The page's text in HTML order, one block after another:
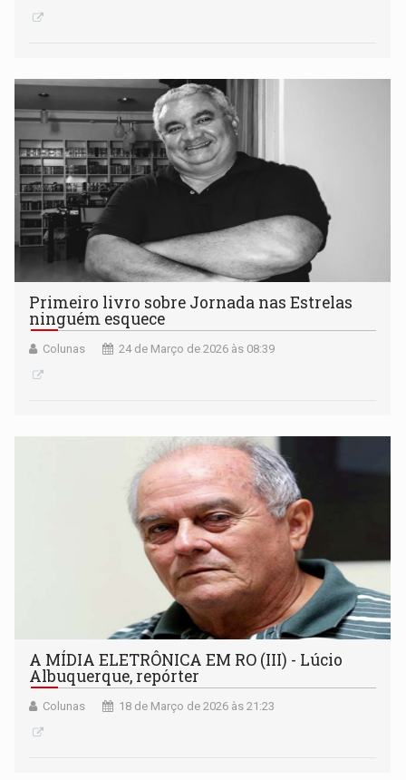
Primeiro livro sobre Jornada nas Estrelas
ninguém esquece
Colunas 24 de Março de 2026 às 08:39
A MÍDIA ELETRÔNICA EM RO (III) - Lúcio
Albuquerque, repórter
Colunas 18 de Março de 2026 às 21:23